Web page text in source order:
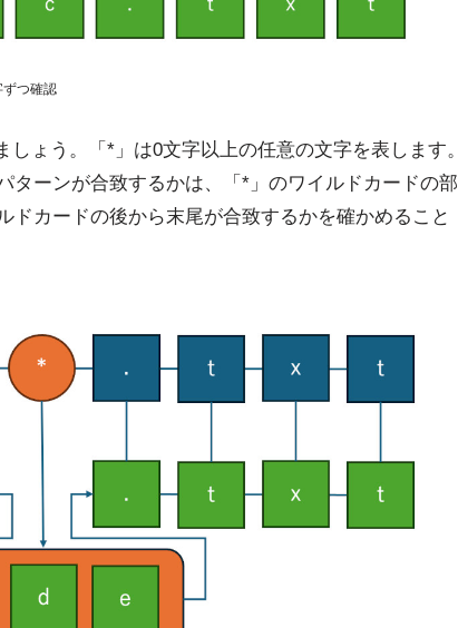
ずつ確認
ょう。「*」は0文字以上の任意の文字を表します。
ターンが合致するかは、「*」のワイルドカードの部
ドカードの後から末尾が合致するかを確かめること